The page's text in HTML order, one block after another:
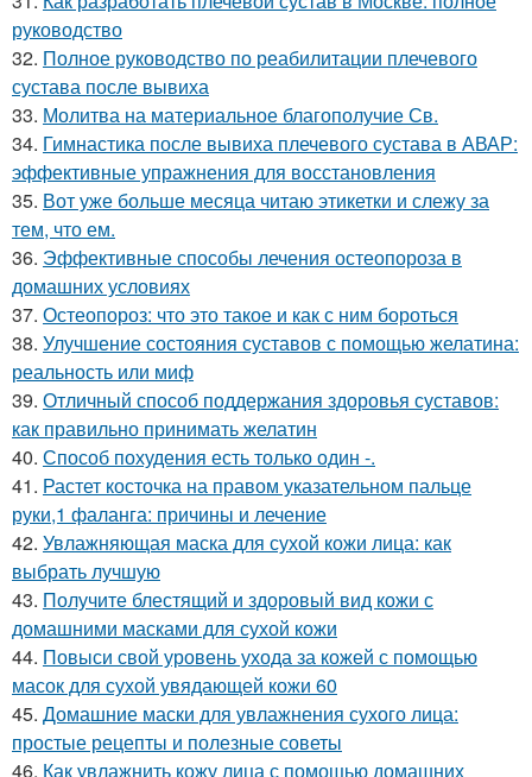
руководство
32. Полное руководство по реабилитации плечевого
сустава после вывиха
33. Молитва на материальное благополучие Св.
34. Гимнастика после вывиха плечевого сустава в АВАР:
эффективные упражнения для восстановления
35. Вот уже больше месяца читаю этикетки и слежу за
тем, что ем.
36. Эффективные способы лечения остеопороза в
домашних условиях
37. Остеопороз: что это такое и как с ним бороться
38. Улучшение состояния суставов с помощью желатина:
реальность или миф
39. Отличный способ поддержания здоровья суставов:
как правильно принимать желатин
40. Способ похудения есть только один -.
41. Растет косточка на правом указательном пальце
руки,1 фаланга: причины и лечение
42. Увлажняющая маска для сухой кожи лица: как
выбрать лучшую
43. Получите блестящий и здоровый вид кожи с
домашними масками для сухой кожи
44. Повыси свой уровень ухода за кожей с помощью
масок для сухой увядающей кожи 60
45. Домашние маски для увлажнения сухого лица:
простые рецепты и полезные советы
46. Как увлажнить кожу лица с помощью домашних